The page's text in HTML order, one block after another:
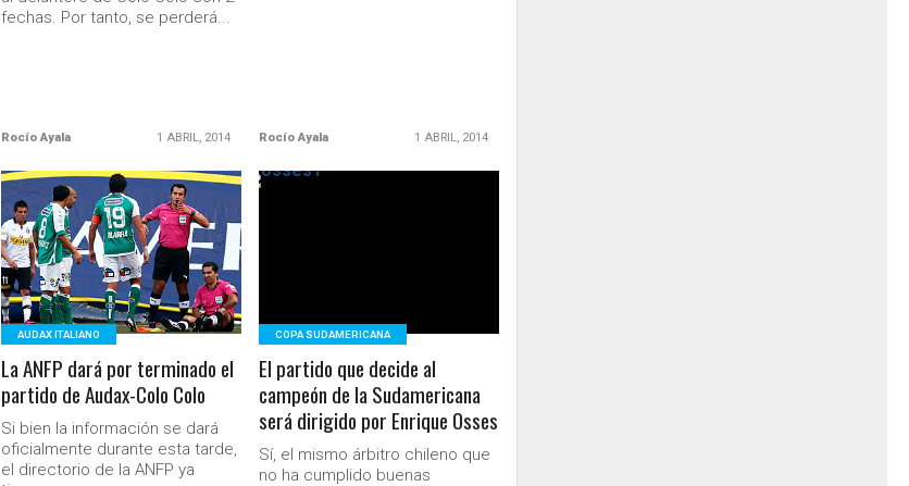
fechas. Por tanto, se perderá...
Rocío Ayala 1 ABRIL, 2014 Rocío Ayala 1 ABRIL, 2014
LEER MÁS
AUDAX ITALIANO
La ANFP dará por terminado el
partido de Audax-Colo Colo
Si bien la información se dará
oficialmente durante esta tarde,
el directorio de la ANFP ya
COPA SUDAMERICANA
El partido que decide al
campeón de la Sudamericana
será dirigido por Enrique Osses
Sí, el mismo árbitro chileno que
no ha cumplido buenas